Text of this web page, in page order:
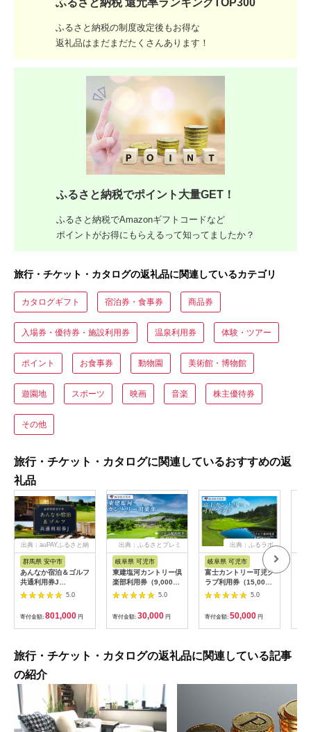
ふるさと納税 還元率ランキングTOP300
ふるさと納税の制度改定後もお得な
返礼品はまだまだたくさんあります！
ふるさと納税でポイント大量GET！
ふるさと納税でAmazonギフトコードなど
ポイントがお得にもらえるって知ってましたか？
旅行・チケット・カタログの返礼品に関連しているカテゴリ
カタログギフト 宿泊券・食事券 商品券
入場券・優待券・施設利用券 温泉利用券 体験・ツアー
ポイント お食事券 動物園 美術館・博物館
遊園地 スポーツ 映画 音楽 株主優待券
その他
旅行・チケット・カタログに関連しているおすすめの返
礼品
出典：auPAYふるさと納
税
群馬県 安中市
あんなか宿泊＆ゴルフ
共通利用券J
ANAX010 / 宿泊 ゴル
フ 利用券 券 安中 群
馬 ごるふ ゴルフ場 ゴ
ルフプレー券 ゴルフ
利用券 温泉 関東 チケ
用券
5.0
寄付金額: 801,000 円
出典：ふるさとプレミ
アム
岐阜県 可児市
東建塩河カントリー倶
楽部利用券（9,000円
分）【0041-003】
5.0
寄付金額: 30,000 円
出典：ふるラボ
岐阜県 可児市
富士カントリー可児ク
ラブ利用券（15,000
円分）
5.0
寄付金額: 50,000 円
旅行・チケット・カタログの返礼品に関連している記事
の紹介